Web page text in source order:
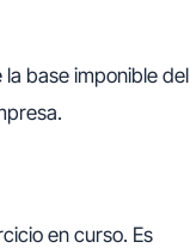
base imponible del
en curso. Es